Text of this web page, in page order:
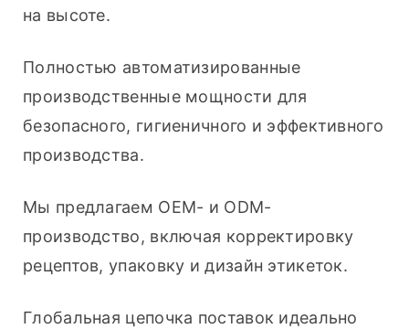
на высоте.
Полностью автоматизированные
производственные мощности для
безопасного, гигиеничного и эффективного
производства.
Мы предлагаем OEM- и ODM-
производство, включая корректировку
рецептов, упаковку и дизайн этикеток.
Глобальная цепочка поставок идеально